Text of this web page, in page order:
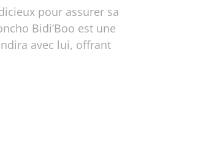
pour assurer sa
Bidi’Boo est une
avec lui, offrant